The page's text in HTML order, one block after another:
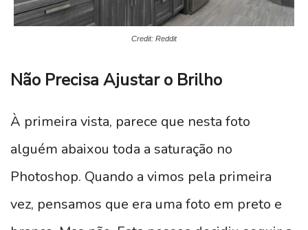
Credit: Reddit
Não Precisa Ajustar o Brilho
À primeira vista, parece que nesta foto
alguém abaixou toda a saturação no
Photoshop. Quando a vimos pela primeira
vez, pensamos que era uma foto em preto e